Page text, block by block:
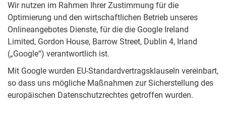
Wir nutzen im Rahmen Ihrer Zustimmung für die
Optimierung und den wirtschaftlichen Betrieb unseres
Onlineangebotes Dienste, für die die Google Ireland
Limited, Gordon House, Barrow Street, Dublin 4, Irland
(„Google“) verantwortlich ist.
Mit Google wurden EU-Standardvertragsklauseln vereinbart,
so dass uns mögliche Maßnahmen zur Sicherstellung des
europäischen Datenschutzrechtes getroffen wurden.